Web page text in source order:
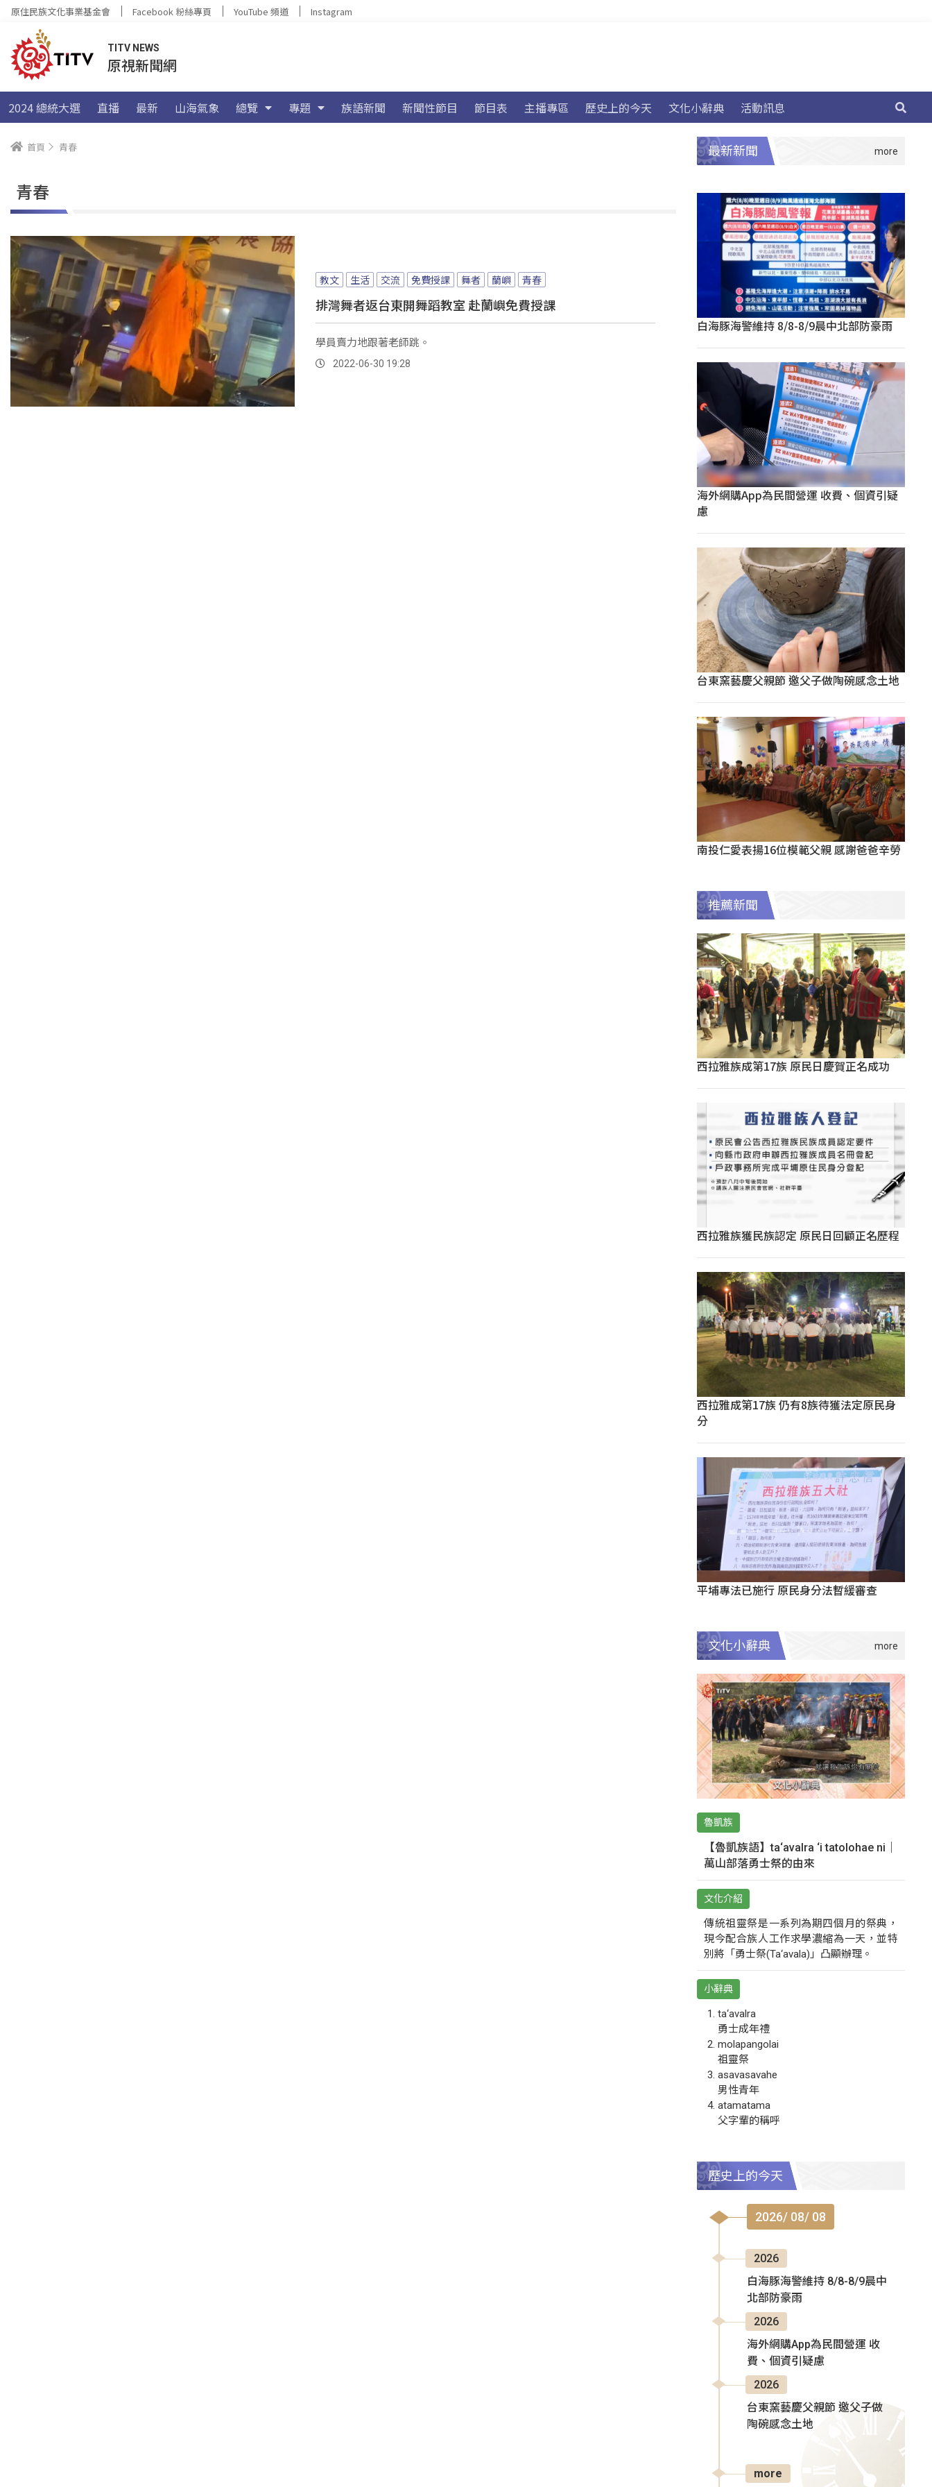
原住民族文化事業基金會 Facebook 粉絲專頁 YouTube 頻道 Instagram
TITV NEWS
原視新聞網
2024 總統大選 直播 最新 山海氣象 總覽 專題 族語新聞 新聞性節目 節目表 主播專區 歷史上的今天 文化小辭典 活動訊息
首頁 青春
青春
教文 生活 交流 免費授課 舞者 蘭嶼 青春
排灣舞者返台東開舞蹈教室 赴蘭嶼免費授課
學員賣力地跟著老師跳。
2022-06-30 19:28
最新新聞
白海豚海警維持 8/8-8/9晨中北部防豪雨
海外網購App為民間營運 收費、個資引疑
慮
台東窯藝慶父親節 邀父子做陶碗感念土地
南投仁愛表揚16位模範父親 感謝爸爸辛勞
推薦新聞
西拉雅族成第17族 原民日慶賀正名成功
西拉雅族獲民族認定 原民日回顧正名歷程
西拉雅成第17族 仍有8族待獲法定原民身
分
平埔專法已施行 原民身分法暫緩審查
文化小辭典
魯凱族
【魯凱族語】ta‘avalra ‘i tatolohae ni｜
萬山部落勇士祭的由來
文化介紹
傳統祖靈祭是一系列為期四個月的祭典，
現今配合族人工作求學濃縮為一天，並特
別將「勇士祭(Ta‘avala)」凸顯辦理。
小辭典
ta‘avalra
勇士成年禮
molapangolai
祖靈祭
asavasavahe
男性青年
atamatama
父字輩的稱呼
歷史上的今天
2026/ 08/ 08
2026
白海豚海警維持 8/8-8/9晨中
北部防豪雨
2026
海外網購App為民間營運 收
費、個資引疑慮
2026
台東窯藝慶父親節 邀父子做
陶碗感念土地
more